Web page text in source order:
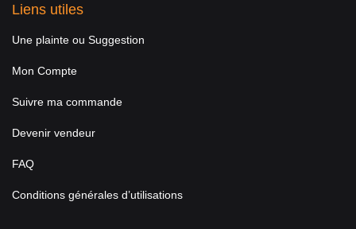
Liens utiles
Une plainte ou Suggestion
Mon Compte
Suivre ma commande
Devenir vendeur
FAQ
Conditions générales d’utilisations